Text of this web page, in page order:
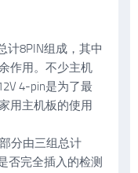
计8PIN组成，其中
作用。不少主机
4-pin是为了最
用主机板的使用
分由三组总计
否完全插入的检测